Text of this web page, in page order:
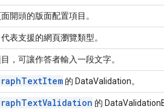
開頭的版面配置項目。
表支援的網頁瀏覽類型。
，可讓作答者輸入一段文字。
TextItem 的 DataValidation。
TextValidation 的